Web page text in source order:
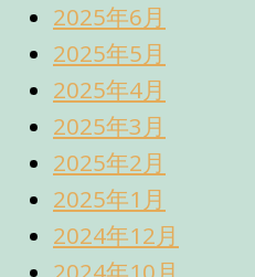
2025年6月
2025年5月
2025年4月
2025年3月
2025年2月
2025年1月
2024年12月